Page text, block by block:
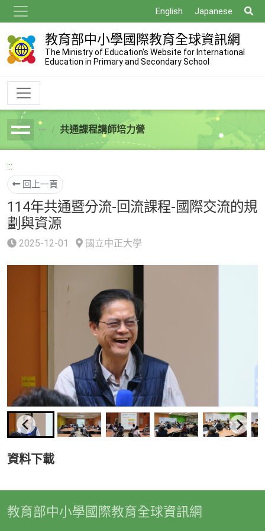
到
主
要
內
English Japanese
尋
教育部中小學國際教育全球資訊網
The Ministry of Education's Website for International
Education in Primary and Secondary School
breadcrumb共通課程講師培力營
:::
回上一頁
114年共通暨分流-回流課程-國際交流的規
劃與資源
2025-12-01 國立中正大學
資料下載
教育部中小學國際教育全球資訊網